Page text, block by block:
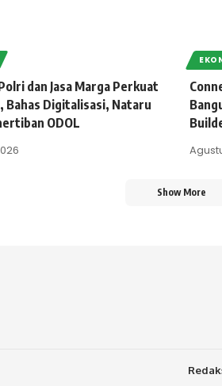
dan Jasa Marga Perkuat
Bahas Digitalisasi, Nataru
ODOL
Show More